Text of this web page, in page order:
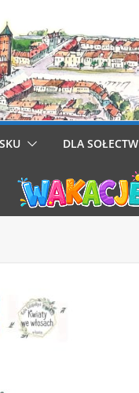
DLA SOŁECTW